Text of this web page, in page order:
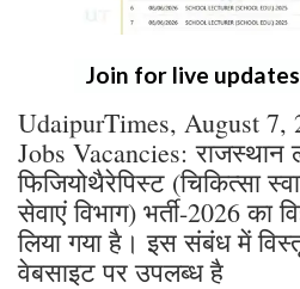
Join for live
UdaipurTimes, August 7,
Jobs Vacancies: राजस्थान
फिजियोथैरेपिस्ट (चिकित्सा
सेवाएं विभाग) भर्ती-2026 का
लिया गया है। इस संबंध में
वेबसाइट पर उपलब्ध है